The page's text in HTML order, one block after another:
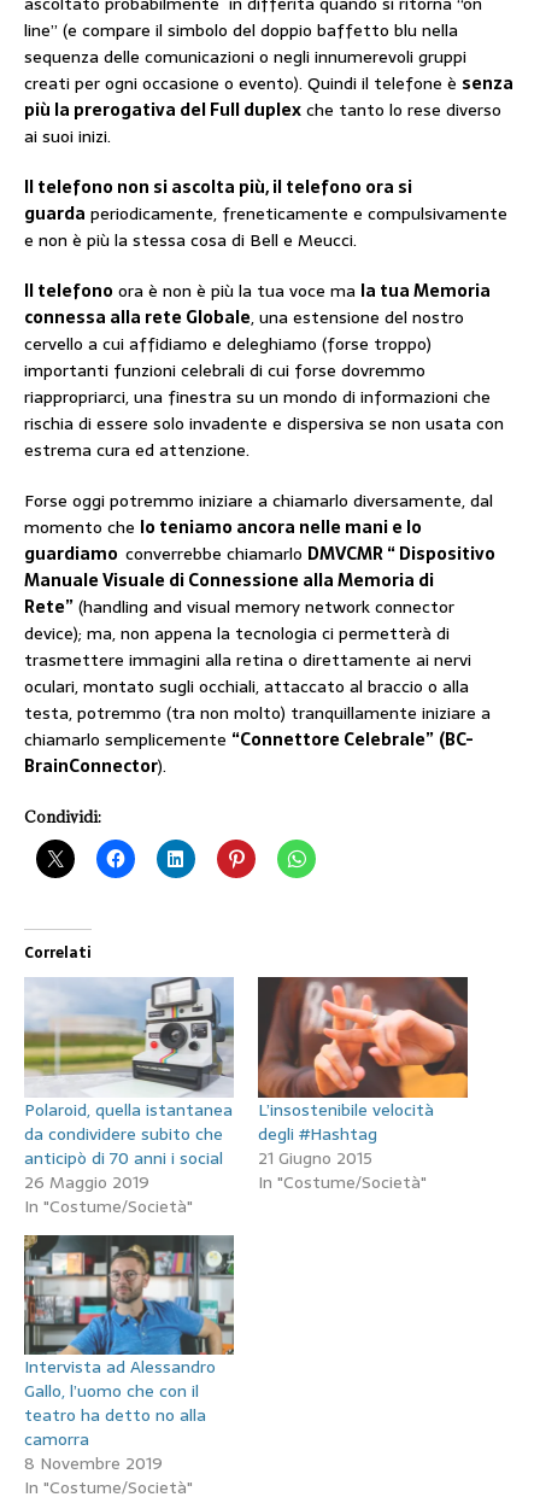
line” (e compare il simbolo del doppio baffetto blu nella
sequenza delle comunicazioni o negli innumerevoli gruppi
creati per ogni occasione o evento). Quindi il telefone è senza
più la prerogativa del Full duplexche tanto lo rese diverso
ai suoi inizi.
Il telefono non si ascolta più, il telefono ora si
guarda periodicamente, freneticamente e compulsivamente
e non è più la stessa cosa di Bell e Meucci.
Il telefono ora è non è più la tua voce ma la tua Memoria
connessa alla rete Globale, una estensione del nostro
cervello a cui affidiamo e deleghiamo (forse troppo)
importanti funzioni celebrali di cui forse dovremmo
riappropriarci, una finestra su un mondo di informazioni che
rischia di essere solo invadente e dispersiva se non usata con
estrema cura ed attenzione.
Forse oggi potremmo iniziare a chiamarlo diversamente, dal
momento che lo teniamo ancora nelle mani e lo
guardiamo converrebbe chiamarlo DMVCMR “ Dispositivo
Manuale Visuale di Connessione alla Memoria di
Rete”(handling and visual memory network connector
device); ma, non appena la tecnologia ci permetterà di
trasmettere immagini alla retina o direttamente ai nervi
oculari, montato sugli occhiali, attaccato al braccio o alla
testa, potremmo (tra non molto) tranquillamente iniziare a
chiamarlo semplicemente “Connettore Celebrale” (BC-
BrainConnector).
Condividi:
Correlati
Polaroid, quella istantanea
da condividere subito che
anticipò di 70 anni i social
26 Maggio 2019
In "Costume/Società"
L’insostenibile velocità
degli #Hashtag
21 Giugno 2015
In "Costume/Società"
Intervista ad Alessandro
Gallo, l’uomo che con il
teatro ha detto no alla
camorra
8 Novembre 2019
In "Costume/Società"